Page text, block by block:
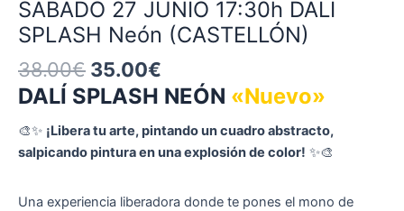
SABADO 27 JUNIO 17:30h DALÍ
SPLASH Neón (CASTELLÓN)
38.00€ 35.00€
DALÍ SPLASH NEÓN «Nuevo»
🎨✨ ¡Libera tu arte, pintando un cuadro abstracto,
salpicando pintura en una explosión de color! ✨🎨
Una experiencia liberadora donde te pones el mono de